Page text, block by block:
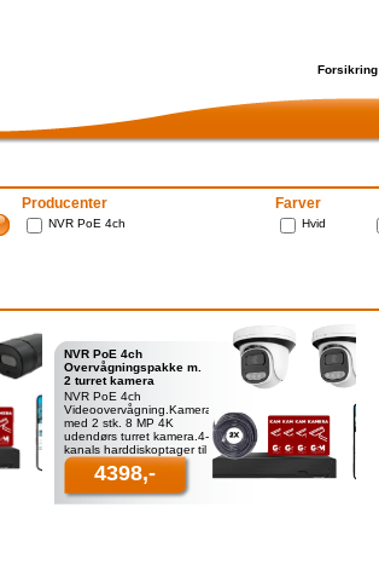
Forsikring
Producenter
NVR PoE 4ch
Farver
Hvid
NVR PoE 4ch
Overvågningspakke m.
2 turret kamera
NVR PoE 4ch
Videoovervågning.Kamerapakke
med 2 stk. 8 MP 4K
udendørs turret kamera.4-
kanals harddiskoptager til
videovervågning.Harddisk
på 2 TB.2 stk. 8
4398,-